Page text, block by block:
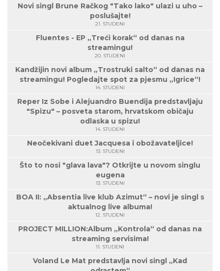
Novi singl Brune Račkog "Tako lako" ulazi u uho –
poslušajte!
21. STUDENI
Fluentes - EP „Treći korak“ od danas na
streamingu!
20. STUDENI
Kandžijin novi album „Trostruki salto“ od danas na
streamingu! Pogledajte spot za pjesmu „Igrice“!
14. STUDENI
Reper Iz Sobe i Alejuandro Buendija predstavljaju
"Spizu" – posveta starom, hrvatskom običaju
odlaska u spizu!
14. STUDENI
Neočekivani duet Jacquesa i obožavateljice!
13. STUDENI
Što to nosi "glava lava"? Otkrijte u novom singlu
eugena
13. STUDENI
BOA II: „Absentia live klub Azimut“ – novi je singl s
aktualnog live albuma!
12. STUDENI
PROJECT MILLION:Album „Kontrola“ od danas na
streaming servisima!
11. STUDENI
Voland Le Mat predstavlja novi singl „Kad